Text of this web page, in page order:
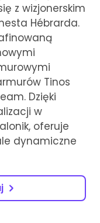
z wizjonerskim
Hébrarda.
Tinos
Dzięki
w
oferuje
dynamiczne